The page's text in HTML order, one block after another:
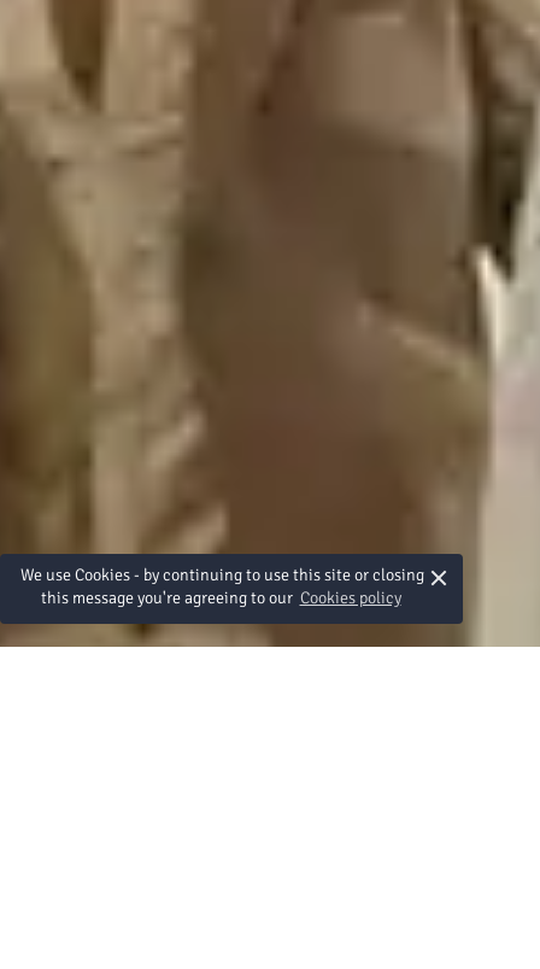
We use Cookies - by continuing to use this site or closing
this message you're agreeing to our Cookies policy
×